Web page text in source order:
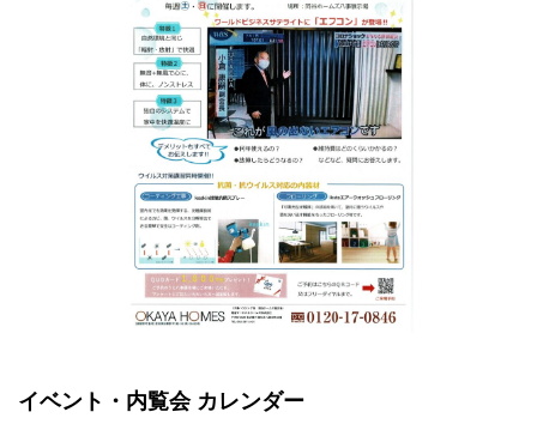
イベント・内覧会 カレンダー